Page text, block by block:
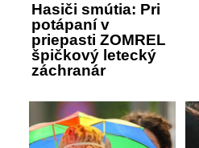
Hasiči smútia: Pri
potápaní v
priepasti ZOMREL
špičkový letecký
záchranár